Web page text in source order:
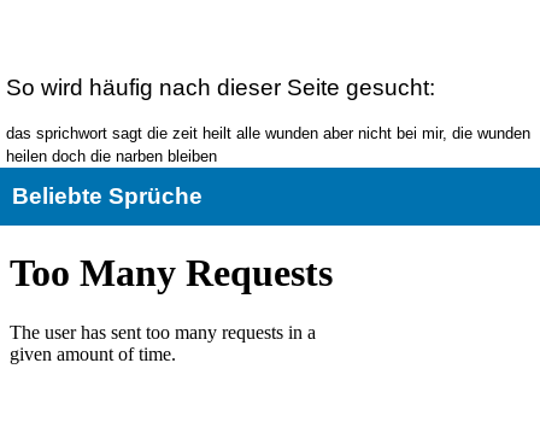
So wird häufig nach dieser Seite gesucht:
das sprichwort sagt die zeit heilt alle wunden aber nicht bei mir, die wunden
heilen doch die narben bleiben
Beliebte Sprüche